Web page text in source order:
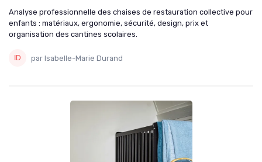
Analyse professionnelle des chaises de restauration collective pour
enfants : matériaux, ergonomie, sécurité, design, prix et
organisation des cantines scolaires.
par Isabelle-Marie Durand